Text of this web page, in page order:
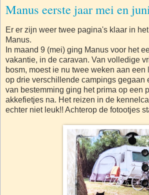
Manus eerste jaar mei en juni
Er er zijn weer twee pagina's klaar in
Manus.
In maand 9 (mei) ging Manus voor het
vakantie, in de caravan. Van volledige
bosm, moest ie nu twee weken aan een
op drie verschillende campings gegaan
van bestemming ging het prima op een
akkefietjes na. Het reizen in de
echter niet leuk!! Achterop de fotootjes